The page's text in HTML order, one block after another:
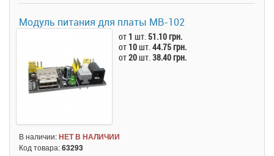
Модуль питания для платы MB-102
от 1 шт. 51.10 грн.
от 10шт.44.75 грн.
от20шт.38.40 грн.
В наличии:НЕТ В НАЛИЧИИ
Код товара:63293